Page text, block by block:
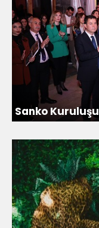
Sanko Kuruluşu